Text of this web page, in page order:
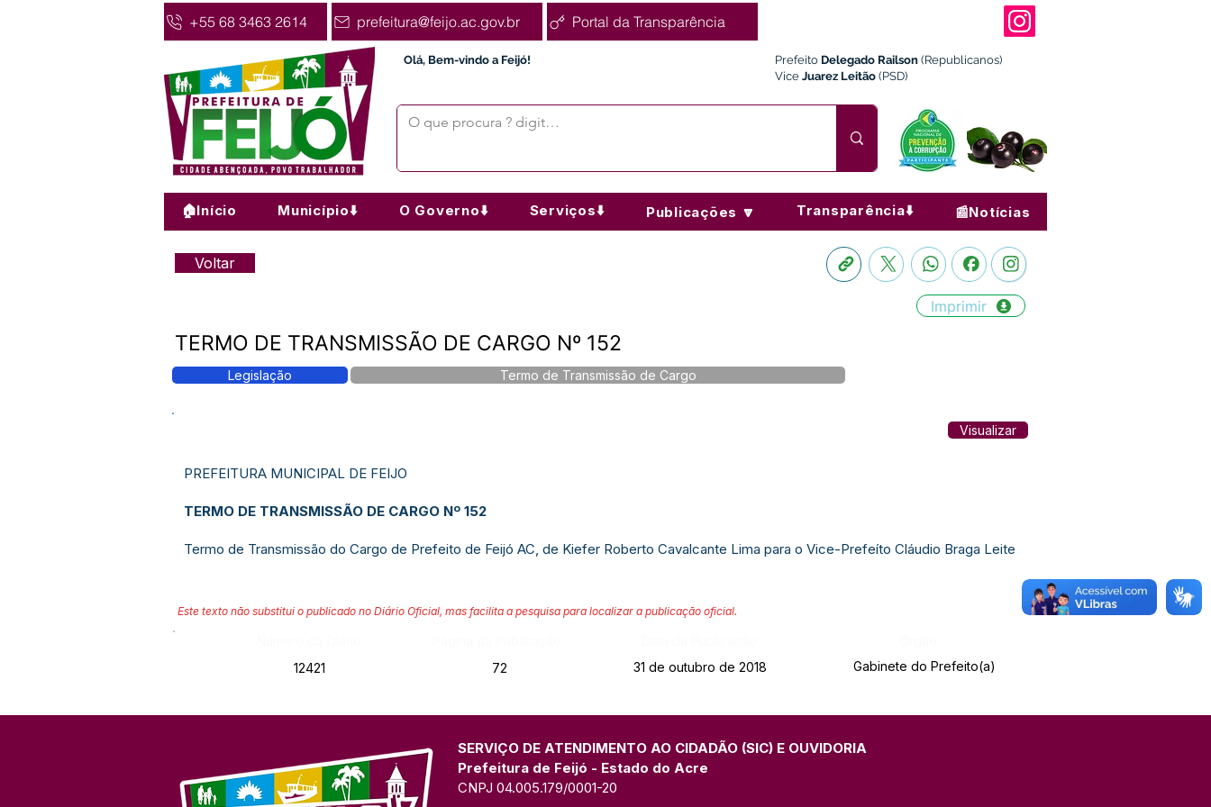
+55 68 3463 2614 prefeitura@feijo.ac.gov.br Portal da Transparência
Olá, Bem-vindo a Feijó! Prefeito Delegado Railson (Republicanos)
Vice Juarez Leitão (PSD)
🏠Início Município⬇️ O Governo⬇️ Serviços⬇️ Publicações 🔽 Transparência⬇️ 📰Notícias
Voltar
Imprimir
TERMO DE TRANSMISSÃO DE CARGO Nº 152
Legislação Termo de Transmissão de Cargo
Visualizar
PREFEITURA MUNICIPAL DE FEIJO
TERMO DE TRANSMISSÃO DE CARGO Nº 152
Termo de Transmissão do Cargo de Prefeito de Feijó AC, de Kiefer Roberto Cavalcante Lima para o Vice-Prefeíto Cláudio Braga Leite
Este texto não substitui o publicado no Diário Oficial, mas facilita a pesquisa para localizar a publicação oficial.
12421
72 31 de outubro de 2018 Gabinete do Prefeito(a)
SERVIÇO DE ATENDIMENTO AO CIDADÃO (SIC) E OUVIDORIA
Prefeitura de Feijó - Estado do Acre
CNPJ 04.005.179/0001-20